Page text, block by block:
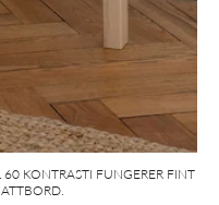
60 KONTRASTI FUNGERER FINT